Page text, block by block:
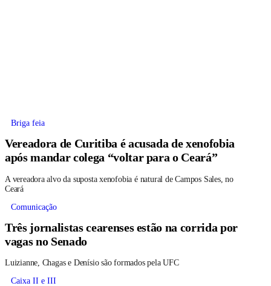
Briga feia
Vereadora de Curitiba é acusada de xenofobia
após mandar colega “voltar para o Ceará”
A vereadora alvo da suposta xenofobia é natural de Campos Sales, no
Ceará
Comunicação
Três jornalistas cearenses estão na corrida por
vagas no Senado
Luizianne, Chagas e Denísio são formados pela UFC
Caixa II e III